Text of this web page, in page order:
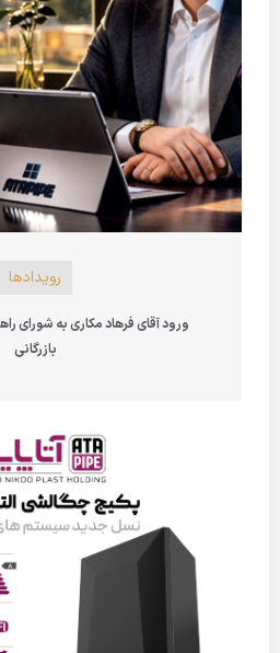
رویدادها
ورود آقای فرهاد مکاری به شورای
بازرگانی